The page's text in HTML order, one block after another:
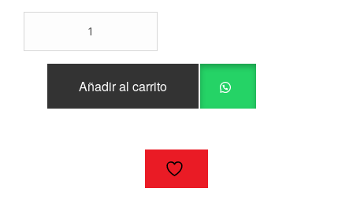
original
era:
$80.000.
actual
$61.990.
FORD
ECOSPORT
Añadir al carrito